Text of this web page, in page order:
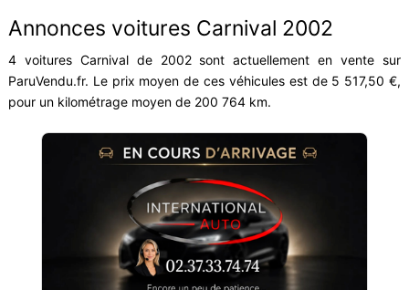
Annonces voitures Carnival 2002
4 voitures Carnival de 2002 sont actuellement en vente sur
ParuVendu.fr. Le prix moyen de ces véhicules est de 5 517,50 €,
pour un kilométrage moyen de 200 764 km.